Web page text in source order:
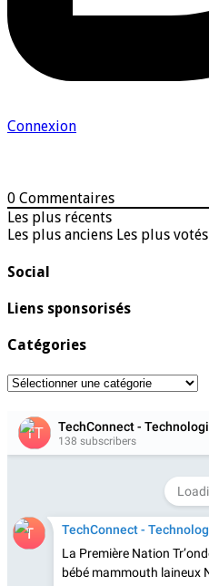
Connexion
0 Commentaires
Les plus récents
Les plus anciens Les plus votés
Social
Liens sponsorisés
Catégories
Catégories